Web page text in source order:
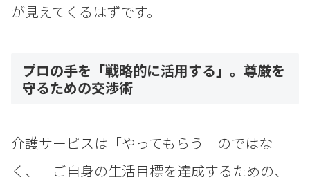
が見えてくるはずです。
プロの手を「戦略的に活用する」。尊厳を
守るための交渉術
介護サービスは「やってもらう」のではな
く、「ご自身の生活目標を達成するための、